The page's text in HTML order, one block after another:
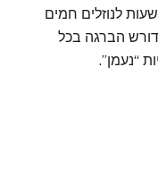
לנוזלים חמים
הברגה בכל